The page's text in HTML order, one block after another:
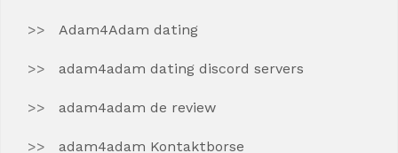
Adam4Adam dating
adam4adam dating discord servers
adam4adam de review
adam4adam Kontaktborse